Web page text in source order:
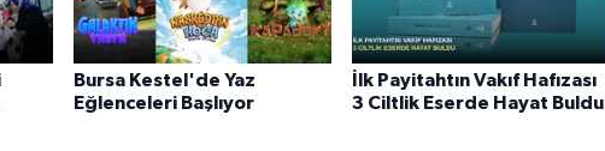
Bursa Kestel'de Yaz
Eğlenceleri Başlıyor
İlk Payitahtın Vakıf Hafızası
3 Ciltlik Eserde Hayat Buldu